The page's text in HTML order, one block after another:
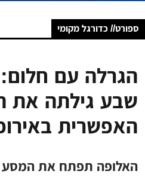
ספורט// כדורגל מקומי
הגרלה עם
שבע גילתה את
האפשרית
האלופה תפתח את המסע